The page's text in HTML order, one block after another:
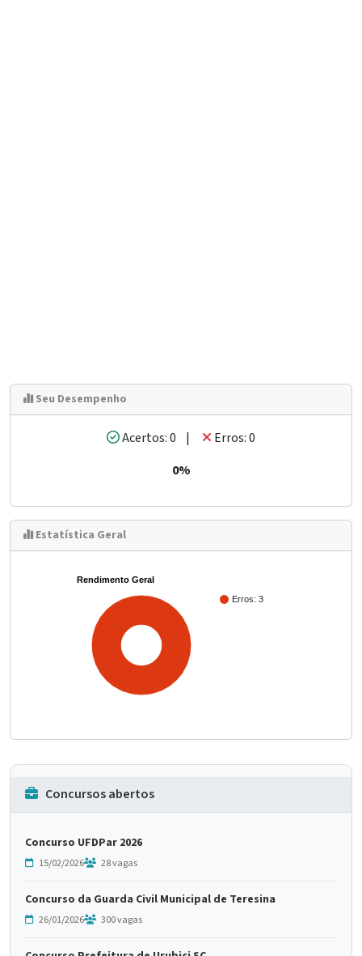
Seu Desempenho
Acertos: 0 |
Erros: 0
0%
Estatística Geral
Rendimento Geral
Erros: 3
Concursos abertos
Concurso UFDPar 2026
15/02/2026 28 vagas
Concurso da Guarda Civil Municipal de Teresina
26/01/2026 300 vagas